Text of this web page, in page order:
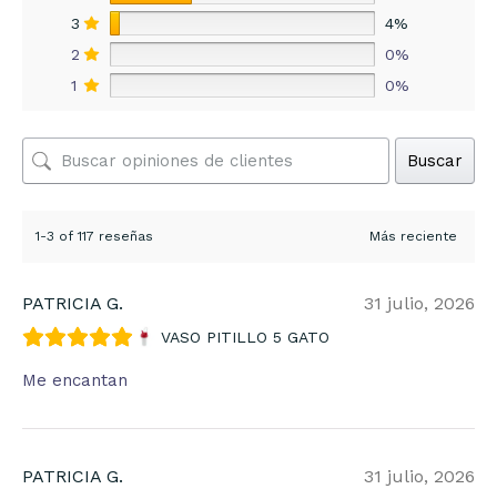
3
4%
2
0%
1
0%
Buscar
1-3 of 117 reseñas
PATRICIA G. 31 julio, 2026
VASO PITILLO 5 GATO
Me encantan
PATRICIA G. 31 julio, 2026